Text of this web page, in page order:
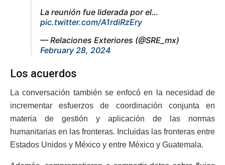
La reunión fue liderada por el…
pic.twitter.com/A1rdiRzEry
— Relaciones Exteriores (@SRE_mx)
February 28, 2024
Los acuerdos
La conversación también se enfocó en la necesidad de
incrementar esfuerzos de coordinación conjunta en
materia de gestión y aplicación de las normas
humanitarias en las fronteras. Incluidas las fronteras entre
Estados Unidos y México y entre México y Guatemala.